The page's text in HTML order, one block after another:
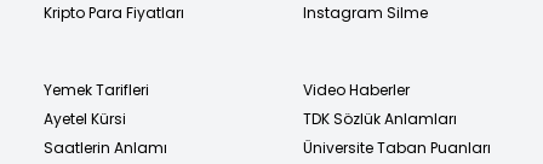
Kripto Para Fiyatları
Instagram Silme
Yemek Tarifleri
Ayetel Kürsi
Saatlerin Anlamı
Video Haberler
TDK Sözlük Anlamları
Üniversite Taban Puanları